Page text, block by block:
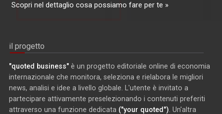
Scopri nel dettaglio cosa possiamo fare per te »
il progetto
"quoted business" è un progetto editoriale online di economia
internazionale che monitora, seleziona e rielabora le migliori
news, analisi e idee a livello globale. L'utente è invitato a
partecipare attivamente preselezionando i contenuti preferiti
attraverso una funzione dedicata ("your quoted") . Un'altra